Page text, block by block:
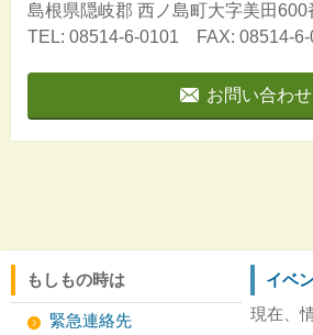
島根県隠岐郡 西ノ島町大字美田600
TEL: 08514-6-0101 FAX: 08514-6-
お問い合わせ
もしもの時は
緊急連絡先
イベ
現在、